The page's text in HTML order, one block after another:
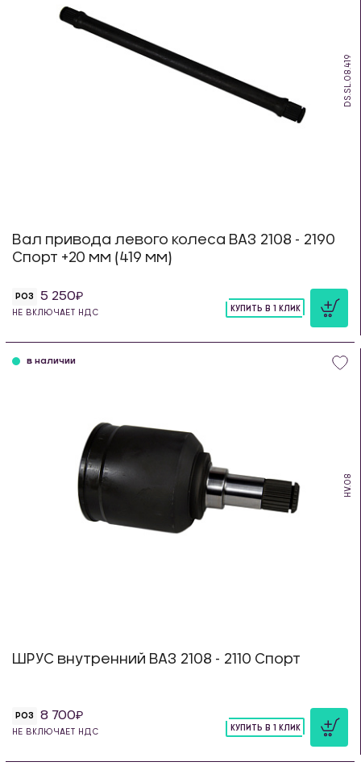
DS.SL.08.419
Вал привода левого колеса ВАЗ 2108 - 2190
Спорт +20 мм (419 мм)
РОЗ 5 250
НЕ ВКЛЮЧАЕТ НДС
КУПИТЬ В 1 КЛИК
HV.08
в наличии
ШРУС внутренний ВАЗ 2108 - 2110 Спорт
РОЗ 8 700
НЕ ВКЛЮЧАЕТ НДС
КУПИТЬ В 1 КЛИК